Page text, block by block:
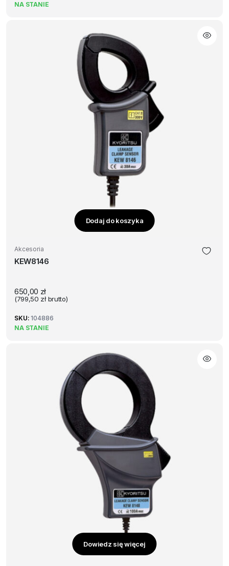
NA STANIE
Dodaj do koszyka
Akcesoria
KEW8146
650,00 zł
(799,50 złbrutto)
SKU: 104886
NA STANIE
Dowiedz się więcej